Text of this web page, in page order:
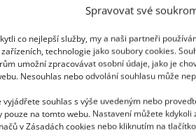
Spravovat své
co nejlepší služby, my a naši partneři
technologie jako soubory cookies.
umožní zpracovávat osobní údaje, jako je
Nesouhlas nebo odvolání souhlasu může
vyjádřete souhlas s výše uvedeným nebo
pouze na tomto webu. Nastavení můžete
v Zásadách cookies nebo kliknutím na
odpad použije coby hnojivo na
ale na druhou stranu seušetří
vlastní jímky, na jejíž uložení